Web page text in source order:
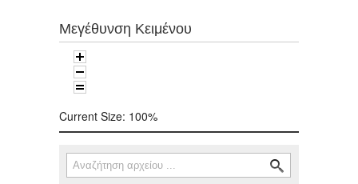
Μεγέθυνση Κειμένου
Current Size: 100%
Φόρμα αναζήτησης
Αναζήτηση